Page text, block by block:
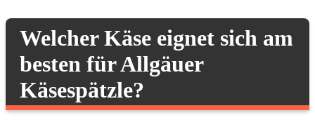
Welcher Käse eignet sich am
besten für Allgäuer
Käsespätzle?